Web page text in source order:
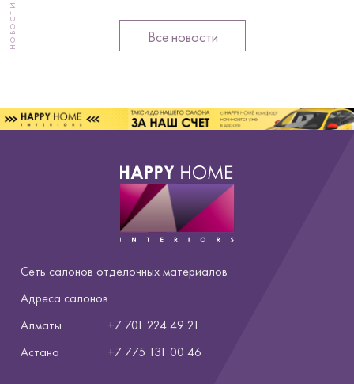
НОВОСТИ Все новости
Сеть салонов отделочных материалов
Адреса салонов
Алматы
+7 701 224 49 21
Астана
+7 775 131 00 46